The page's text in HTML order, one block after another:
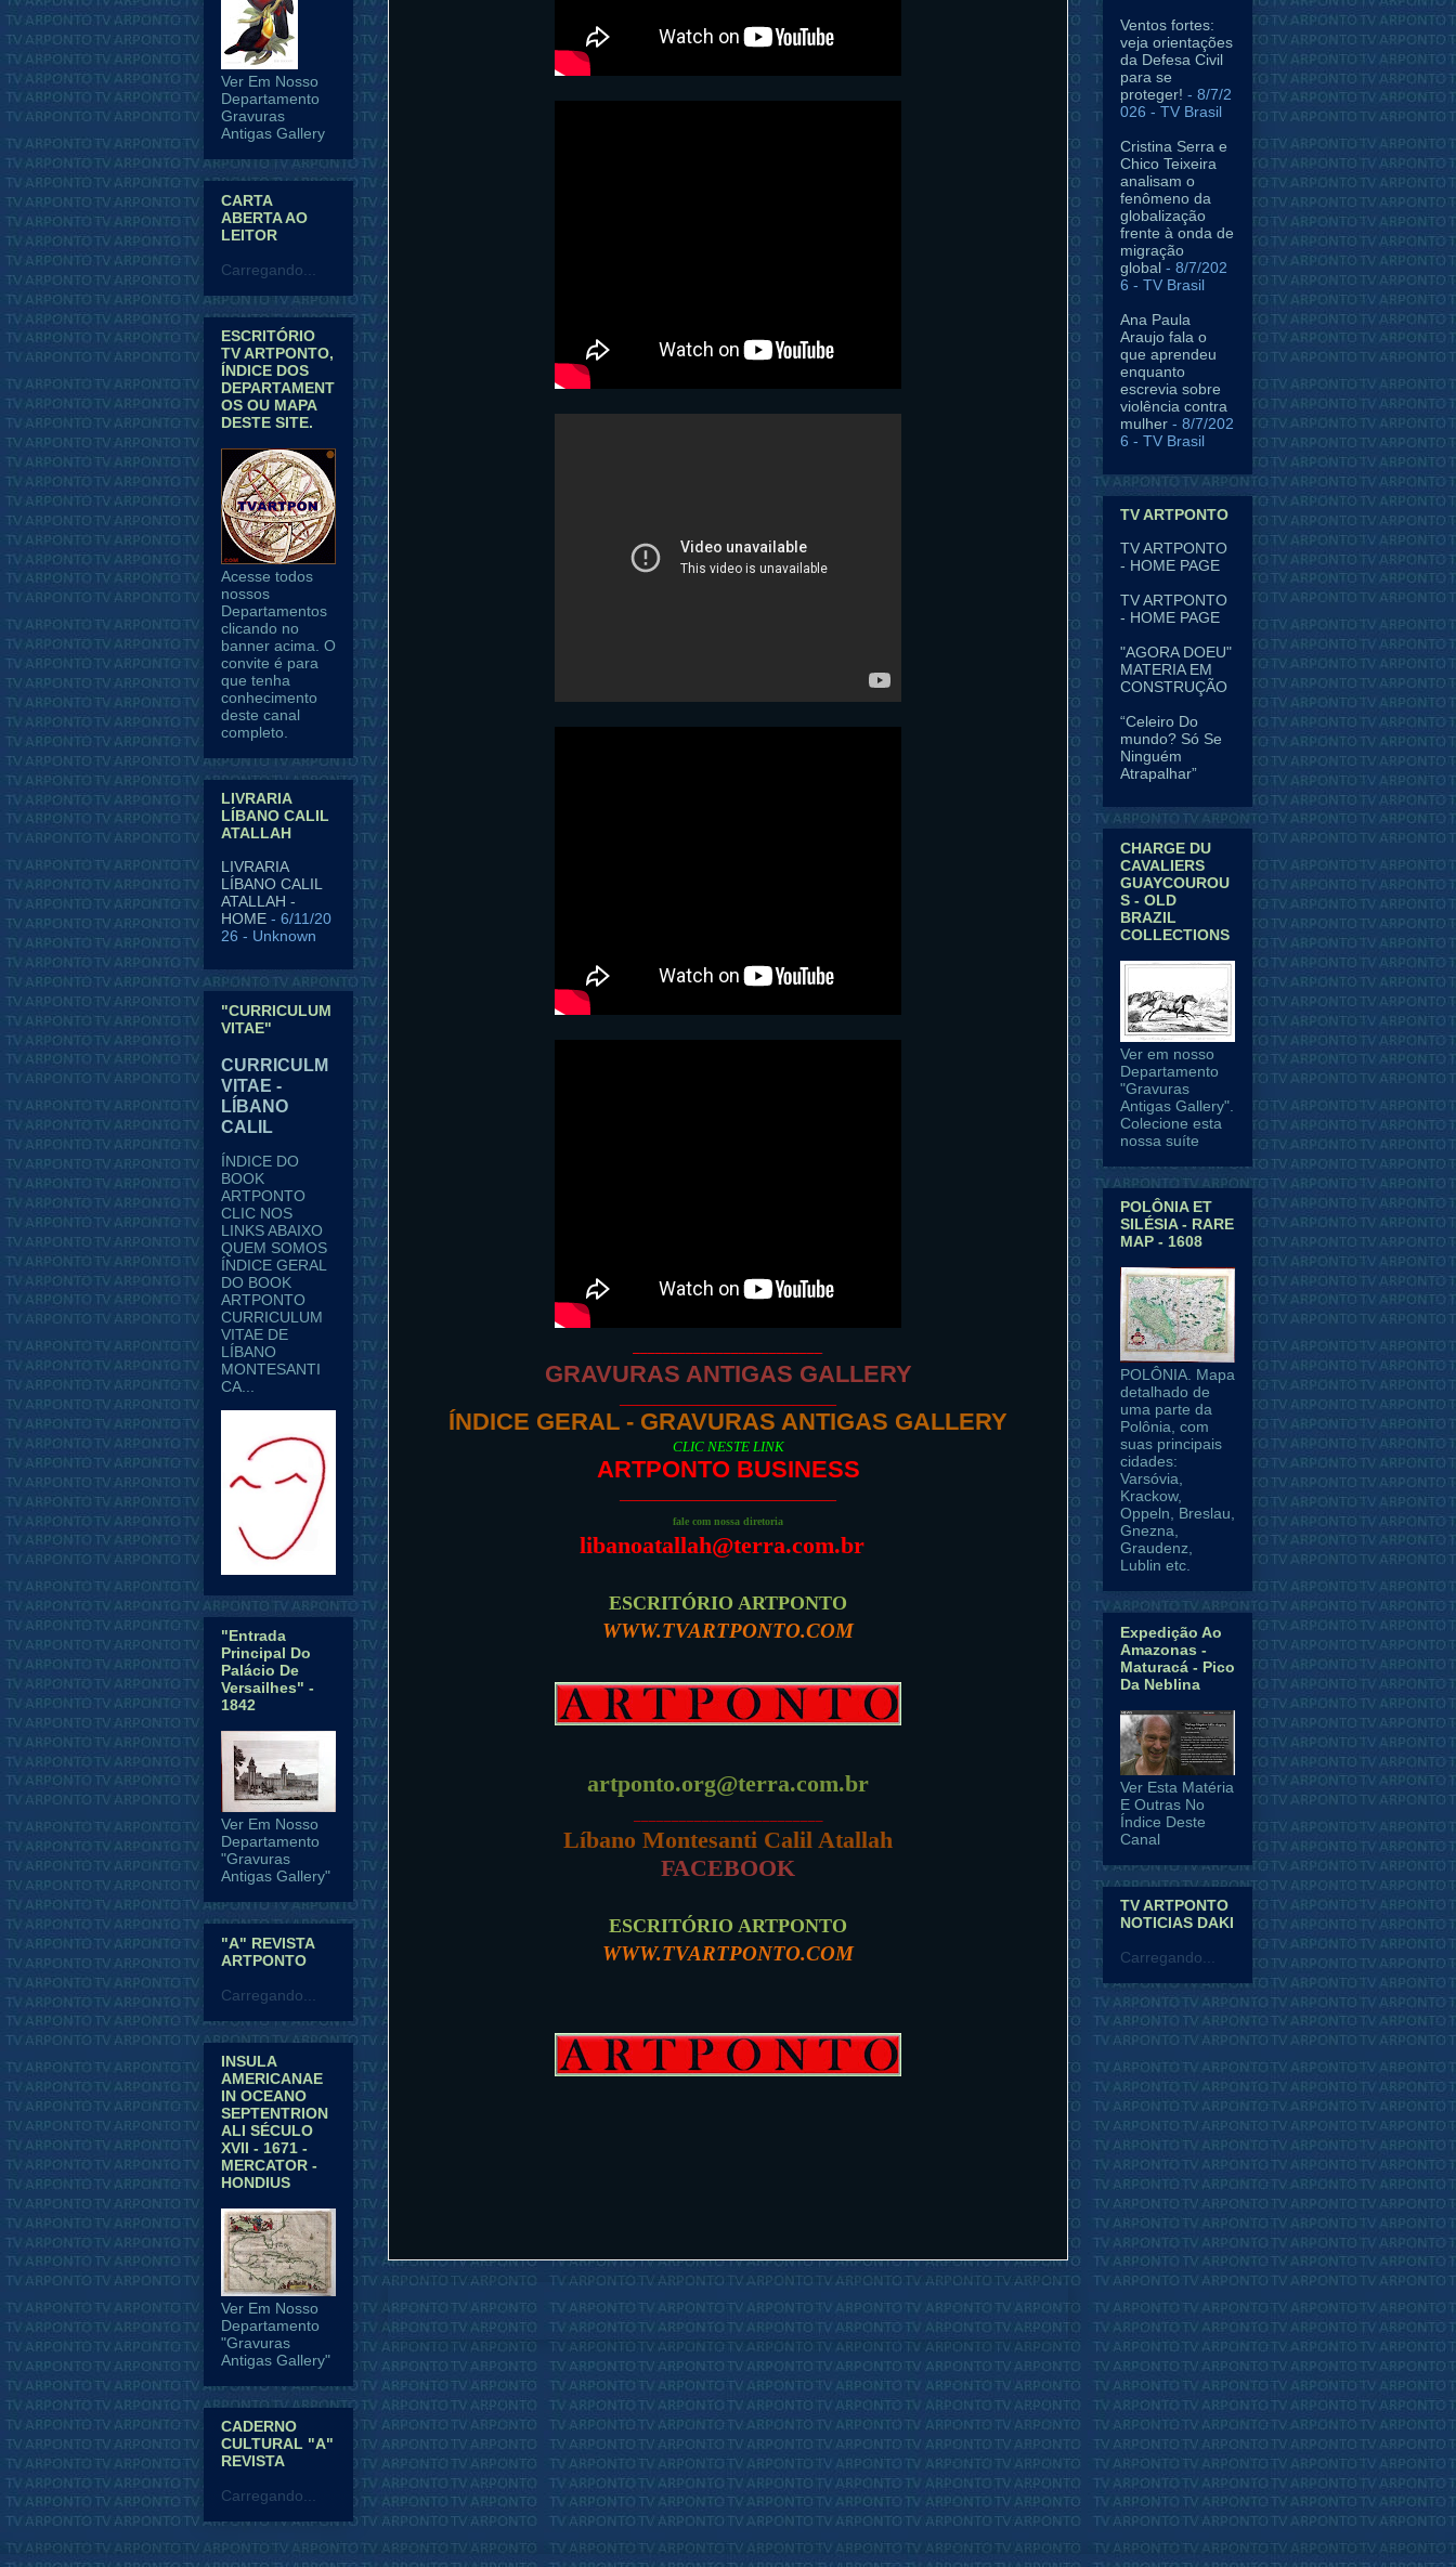
GRAVURAS ANTIGAS GALLERY
ÍNDICE GERAL - GRAVURAS ANTIGAS GALLERY
CLIC NESTE LINK
ARTPONTO BUSINESS
fale com nossa diretoria
libanoatallah@terra.com.br
ESCRITÓRIO ARTPONTO
WWW.TVARTPONTO.COM
artponto.org@terra.com.br
Líbano Montesanti Calil Atallah
FACEBOOK
ESCRITÓRIO ARTPONTO
WWW.TVARTPONTO.COM
Postagem mais recente Postagem mais antiga
Página inicial
Ver Em Nosso
Departamento
Gravuras
Antigas Gallery
CARTA
ABERTA AO
LEITOR
Carregando...
ESCRITÓRIO
TV ARTPONTO,
ÍNDICE DOS
DEPARTAMENT
OS OU MAPA
DESTE SITE.
Acesse todos
nossos
Departamentos
clicando no
banner acima. O
convite é para
que tenha
conhecimento
deste canal
completo.
LIVRARIA
LÍBANO CALIL
ATALLAH
LIVRARIA
LÍBANO CALIL
ATALLAH -
HOME - 6/11/20
26 - Unknown
"CURRICULUM
VITAE"
CURRICULM
VITAE -
LÍBANO
CALIL
ÍNDICE DO
BOOK
ARTPONTO
CLIC NOS
LINKS ABAIXO
QUEM SOMOS
ÍNDICE GERAL
DO BOOK
ARTPONTO
CURRICULUM
VITAE DE
LÍBANO
MONTESANTI
CA...
"Entrada
Principal Do
Palácio De
Versailhes" -
1842
Ver Em Nosso
Departamento
"Gravuras
Antigas Gallery"
"A" REVISTA
ARTPONTO
Carregando...
INSULA
AMERICANAE
IN OCEANO
SEPTENTRION
ALI SÉCULO
XVII - 1671 -
MERCATOR -
HONDIUS
Ver Em Nosso
Departamento
"Gravuras
Antigas Gallery"
CADERNO
CULTURAL "A"
REVISTA
Carregando...
Ventos fortes:
veja orientações
da Defesa Civil
para se
proteger! - 8/7/2
026 - TV Brasil
Cristina Serra e
Chico Teixeira
analisam o
fenômeno da
globalização
frente à onda de
migração
global - 8/7/202
6 - TV Brasil
Ana Paula
Araujo fala o
que aprendeu
enquanto
escrevia sobre
violência contra
mulher - 8/7/202
6 - TV Brasil
TV ARTPONTO
TV ARTPONTO
- HOME PAGE
TV ARTPONTO
- HOME PAGE
"AGORA DOEU"
MATERIA EM
CONSTRUÇÃO
“Celeiro Do
mundo? Só Se
Ninguém
Atrapalhar”
CHARGE DU
CAVALIERS
GUAYCOUROU
S - OLD
BRAZIL
COLLECTIONS
Ver em nosso
Departamento
"Gravuras
Antigas Gallery".
Colecione esta
nossa suíte
POLÔNIA ET
SILÉSIA - RARE
MAP - 1608
POLÔNIA. Mapa
detalhado de
uma parte da
Polônia, com
suas principais
cidades:
Varsóvia,
Krackow,
Oppeln, Breslau,
Gnezna,
Graudenz,
Lublin etc.
Expedição Ao
Amazonas -
Maturacá - Pico
Da Neblina
Ver Esta Matéria
E Outras No
Índice Deste
Canal
TV ARTPONTO
NOTICIAS DAKI
Carregando...